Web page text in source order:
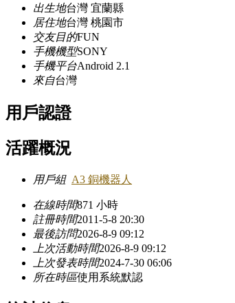
出生地台灣 宜蘭縣
居住地台灣 桃園市
交友目的FUN
手機機型SONY
手機平台Android 2.1
來自台灣
用戶認證
活躍概況
用戶組 A3 銅機器人
在線時間871 小時
註冊時間2011-5-8 20:30
最後訪問2026-8-9 09:12
上次活動時間2026-8-9 09:12
上次發表時間2024-7-30 06:06
所在時區使用系統默認